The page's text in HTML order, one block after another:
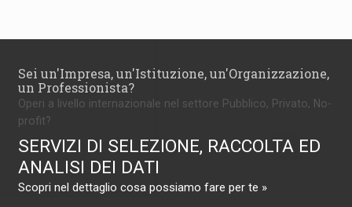
Sei un'Impresa, un'Istituzione, un'Organizzazione,
un Professionista?
Operi a livello internazionale nel settore Pubblico, Privato, No-
profit?
SERVIZI DI SELEZIONE, RACCOLTA ED
ANALISI DEI DATI
Scopri nel dettaglio cosa possiamo fare per te »